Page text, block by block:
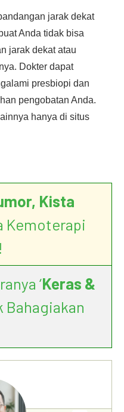
jarak dekat
Anda tidak bisa
jarak dekat atau
Dokter dapat
presbiopi dan
pengobatan Anda.
hanya di situs
Kista
Kemoterapi
‘Keras &
Bahagiakan